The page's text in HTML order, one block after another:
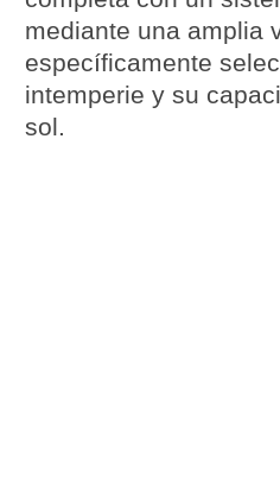
mediante una amplia
específicamente
intemperie y su
sol.